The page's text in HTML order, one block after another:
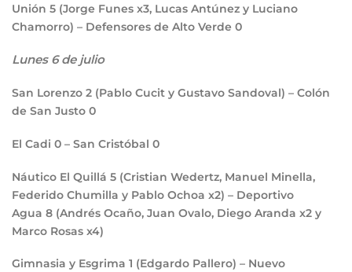
Unión 5 (Jorge Funes x3, Lucas Antúnez y Luciano
Chamorro) – Defensores de Alto Verde 0
Lunes 6 de julio
San Lorenzo 2 (Pablo Cucit y Gustavo Sandoval) – Colón
de San Justo 0
El Cadi 0 – San Cristóbal 0
Náutico El Quillá 5 (Cristian Wedertz, Manuel Minella,
Federido Chumilla y Pablo Ochoa x2) – Deportivo
Agua 8 (Andrés Ocaño, Juan Ovalo, Diego Aranda x2 y
Marco Rosas x4)
Gimnasia y Esgrima 1 (Edgardo Pallero) – Nuevo